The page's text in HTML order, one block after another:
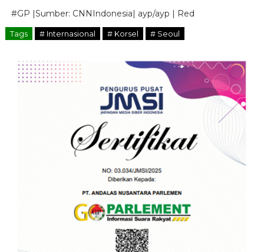
#GP |Sumber: CNNIndonesia| ayp/ayp | Red
Tags # Internasional # Korsel # Seoul